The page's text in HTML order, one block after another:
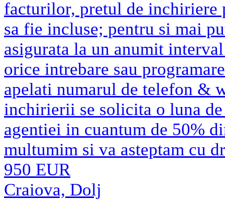
facturilor, pretul de inchiriere
sa fie incluse; pentru si mai
asigurata la un anumit
orice intrebare sau
apelati numarul de telefon &
inchirierii se solicita o luna
agentiei in cuantum de 50%
multumim si va asteptam cu
950 EUR
Craiova, Dolj